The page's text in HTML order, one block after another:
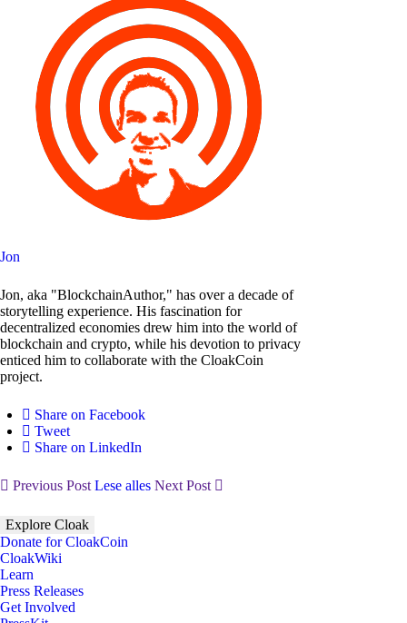
Jon
Jon, aka "BlockchainAuthor," has over a decade of
storytelling experience. His fascination for
decentralized economies drew him into the world of
blockchain and crypto, while his devotion to privacy
enticed him to collaborate with the CloakCoin
project.
Share on Facebook
Tweet
Share on LinkedIn
Previous Post Lese alles Next Post
Explore Cloak
Donate for CloakCoin
CloakWiki
Learn
Press Releases
Get Involved